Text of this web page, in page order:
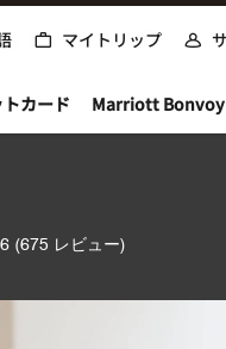
マイトリップ
カード Marriott Bonvoy
(675 レビュー)